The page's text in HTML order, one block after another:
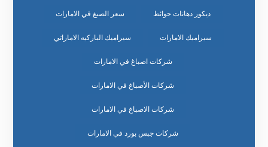
ديكور دهانات حوائط سعر الصبغ في الامارات
سيراميك الامارات سيراميك الباركيه الاماراتي
شركات اصباغ في الامارات
شركات الأصباغ في الامارات
شركات الاصباغ في الامارات
شركات جبس بورد في الامارات